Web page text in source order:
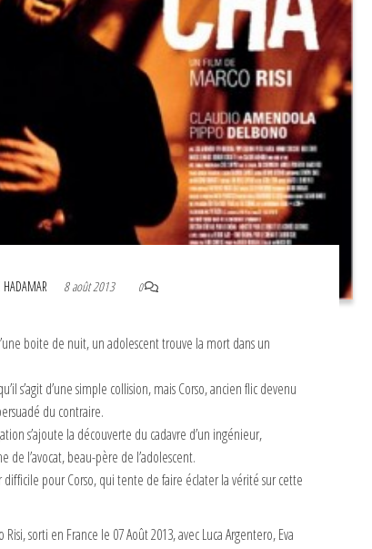
HADAMAR 8 août 2013 0
boite de nuit, un adolescent trouve la mort dans un
s’agit d’une simple collision, mais Corso, ancien flic devenu
du contraire.
s’ajoute la découverte du cadavre d’un ingénieur,
de l’avocat, beau-père de l’adolescent.
difficile pour Corso, qui tente de faire éclater la vérité sur cette
sorti en France le 07 Août 2013, avec Luca Argentero, Eva